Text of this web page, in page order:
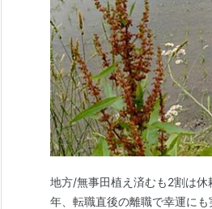
地方/無事田植え済むも2割は
年、転職直後の離職で幸運に